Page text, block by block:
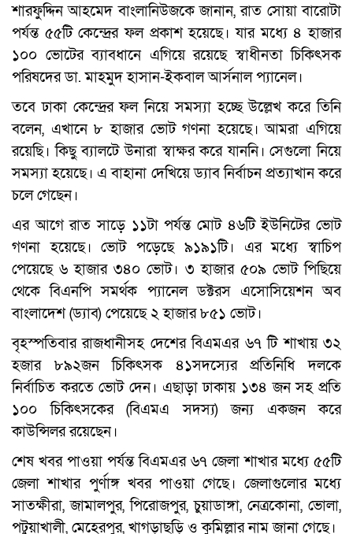
শারফুদ্দিন আহমেদ বাংলানিউজকে জানান, রাত সোয়া বারোটা
পর্যন্ত ৫৫টি কেন্দ্রের ফল প্রকাশ হয়েছে। যার মধ্যে ৪ হাজার
১০০ ভোটের ব্যাবধানে এগিয়ে রয়েছে স্বাধীনতা চিকিৎসক
পরিষদের ডা. মাহমুদ হাসান-ইকবাল আর্সনাল প্যানেল।
তবে ঢাকা কেন্দ্রের ফল নিয়ে সমস্যা হচ্ছে উল্লেখ করে তিনি
বলেন, এখানে ৮ হাজার ভোট গণনা হয়েছে। আমরা এগিয়ে
রয়েছি। কিছু ব্যালটে উনারা স্বাক্ষর করে যাননি। সেগুলো নিয়ে
সমস্যা হয়েছে। এ বাহানা দেখিয়ে ড্যাব নির্বাচন প্রত্যাখান করে
চলে গেছেন।
এর আগে রাত সাড়ে ১১টা পর্যন্ত মোট ৪৬টি ইউনিটের ভোট
গণনা হয়েছে। ভোট পড়েছে ৯১৯১টি। এর মধ্যে স্বাচিপ
পেয়েছে ৬ হাজার ৩৪০ ভোট। ৩ হাজার ৫০৯ ভোট পিছিয়ে
থেকে বিএনপি সমর্থক প্যানেল ডক্টরস এসোসিয়েশন অব
বাংলাদেশ (ড্যাব) পেয়েছে ২ হাজার ৮৫১ ভোট।
বৃহস্পতিবার রাজধানীসহ দেশের বিএমএর ৬৭ টি শাখায় ৩২
হজার ৮৯২জন চিকিৎসক ৪১সদস্যের প্রতিনিধি দলকে
নির্বাচিত করতে ভোট দেন। এছাড়া ঢাকায় ১৩৪ জন সহ প্রতি
১০০ চিকিৎসকের (বিএমএ সদস্য) জন্য একজন করে
কাউন্সিলর রয়েছেন।
শেষ খবর পাওয়া পর্যন্ত বিএমএর ৬৭ জেলা শাখার মধ্যে ৫৫টি
জেলা শাখার পুর্ণাঙ্গ খবর পাওয়া গেছে। জেলাগুলোর মধ্যে
সাতক্ষীরা, জামালপুর, পিরোজপুর, চুয়াডাঙ্গা, নেত্রকোনা, ভোলা,
পটুয়াখালী, মেহেরপুর, খাগড়াছড়ি ও কুমিল্লার নাম জানা গেছে।